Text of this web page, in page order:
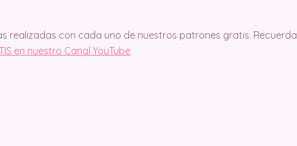
realizadas con cada uno de nuestros patrones gratis. Recuerda
en nuestro Canal YouTube